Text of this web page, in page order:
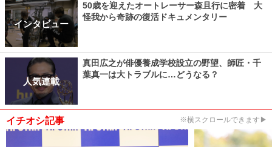
インタビュー
50歳を迎えたオートレーサー森且行に密着 大
怪我から奇跡の復活ドキュメンタリー
人気連載
真田広之が俳優養成学校設立の野望、師匠・千
葉真一は大トラブルに…どうなる？
イチオシ記事 ※横スクロールできます▶